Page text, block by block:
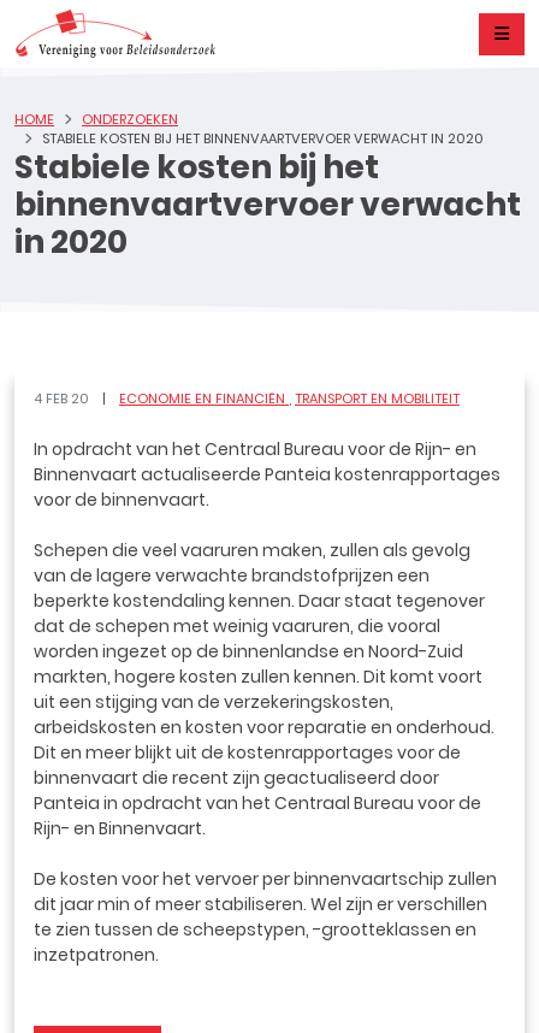
Stabiele kosten bij het
binnenvaartvervoer verwacht
in 2020
HOME
ONDERZOEKEN
STABIELE KOSTEN BIJ HET BINNENVAARTVERVOER VERWACHT IN 2020
4 FEB 20 ECONOMIE EN FINANCIËN TRANSPORT EN MOBILITEIT
In opdracht van het Centraal Bureau voor de Rijn- en
Binnenvaart actualiseerde Panteia kostenrapportages
voor de binnenvaart.
Schepen die veel vaaruren maken, zullen als gevolg
van de lagere verwachte brandstofprijzen een
beperkte kostendaling kennen. Daar staat tegenover
dat de schepen met weinig vaaruren, die vooral
worden ingezet op de binnenlandse en Noord-Zuid
markten, hogere kosten zullen kennen. Dit komt voort
uit een stijging van de verzekeringskosten,
arbeidskosten en kosten voor reparatie en onderhoud.
Dit en meer blijkt uit de kostenrapportages voor de
binnenvaart die recent zijn geactualiseerd door
Panteia in opdracht van het Centraal Bureau voor de
Rijn- en Binnenvaart.
De kosten voor het vervoer per binnenvaartschip zullen
dit jaar min of meer stabiliseren. Wel zijn er verschillen
te zien tussen de scheepstypen, -grootteklassen en
inzetpatronen.